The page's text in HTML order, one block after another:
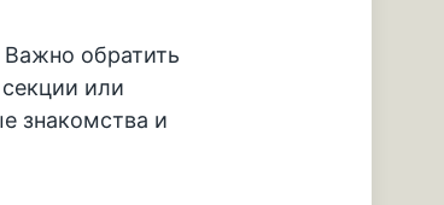
Важно обратить
или
знакомства и